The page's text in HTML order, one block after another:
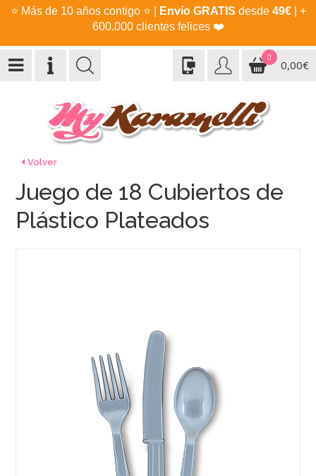
⭐ Más de 10 años contigo ⭐ Envío GRATIS desde 49€| +
600.000 clientes felices ❤️
0
0,00€
Volver
Juego de 18 Cubiertos de
Plástico Plateados